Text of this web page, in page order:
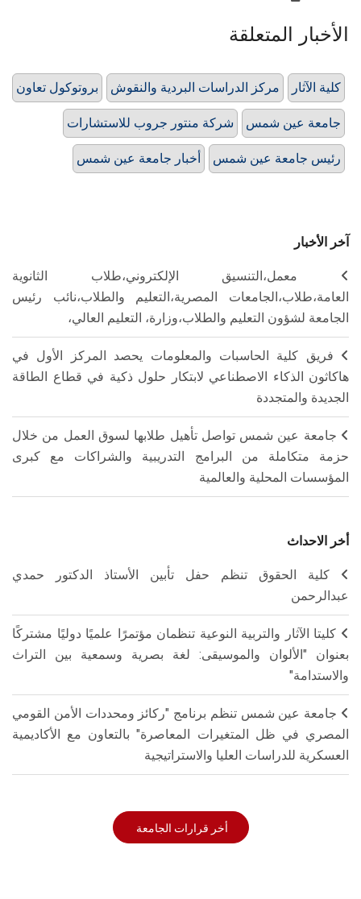
الأخبار المتعلقة
بروتوكول تعاون مركز الدراسات البردية والنقوش كلية الآثار
شركة منتور جروب للاستشارات جامعة عين شمس
أخبار جامعة عين شمس رئيس جامعة عين شمس
آخر الأخبار
معمل،التنسيق الإلكتروني،طلاب الثانوية
العامة،طلاب،الجامعات المصرية،التعليم والطلاب،نائب رئيس
الجامعة لشؤون التعليم والطلاب،وزارة، التعليم العالي،
فريق كلية الحاسبات والمعلومات يحصد المركز الأول في
هاكاثون الذكاء الاصطناعي لابتكار حلول ذكية في قطاع الطاقة
الجديدة والمتجددة
جامعة عين شمس تواصل تأهيل طلابها لسوق العمل من خلال
حزمة متكاملة من البرامج التدريبية والشراكات مع كبرى
المؤسسات المحلية والعالمية
أخر الاحداث
كلية الحقوق تنظم حفل تأبين الأستاذ الدكتور حمدي
عبدالرحمن
كليتا الآثار والتربية النوعية تنظمان مؤتمرًا علميًا دوليًا مشتركًا
بعنوان "الألوان والموسيقى: لغة بصرية وسمعية بين التراث
والاستدامة"
جامعة عين شمس تنظم برنامج "ركائز ومحددات الأمن القومي
المصري في ظل المتغيرات المعاصرة" بالتعاون مع الأكاديمية
العسكرية للدراسات العليا والاستراتيجية
أخر قرارات الجامعة